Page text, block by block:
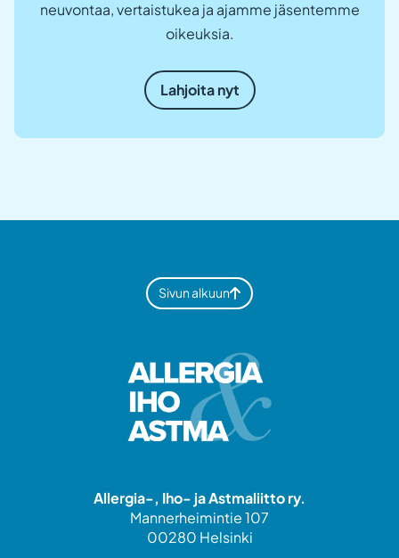
neuvontaa, vertaistukea ja ajamme jäsentemme
oikeuksia.
Lahjoita nyt
Sivun alkuun
Allergia-, Iho- ja Astmaliitto ry.
Mannerheimintie 107
00280 Helsinki